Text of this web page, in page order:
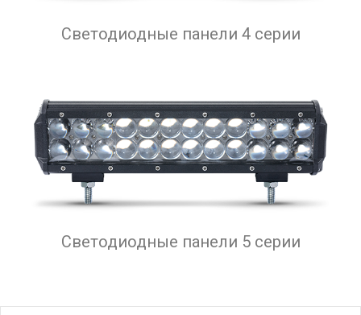
Светодиодные панели 4 серии
Светодиодные панели 5 серии